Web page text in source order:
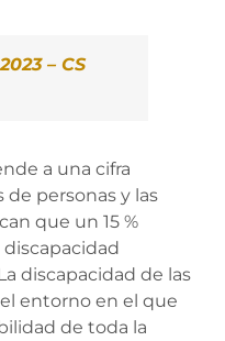
– CS
a una cifra
de personas y las
que un 15 %
discapacidad de las
entorno en el que
de toda la